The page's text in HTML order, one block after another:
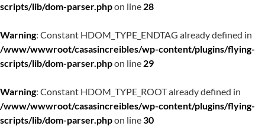
scripts/lib/dom-parser.phpon line 28
Warning: Constant HDOM_TYPE_ENDTAG already defined in
/www/wwwroot/casasincreibles/wp-content/plugins/flying-
scripts/lib/dom-parser.phpon line 29
Warning: Constant HDOM_TYPE_ROOT already defined in
/www/wwwroot/casasincreibles/wp-content/plugins/flying-
scripts/lib/dom-parser.phpon line30